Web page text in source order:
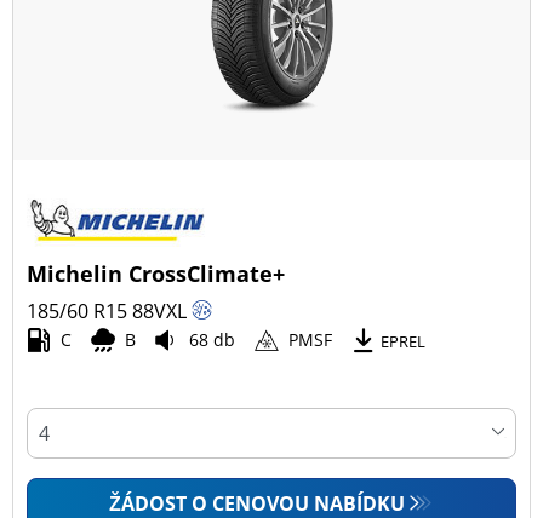
Michelin CrossClimate+
185/60 R1588VXL
C B 68 db PMSF EPREL
ŽÁDOST O CENOVOU NABÍDKU